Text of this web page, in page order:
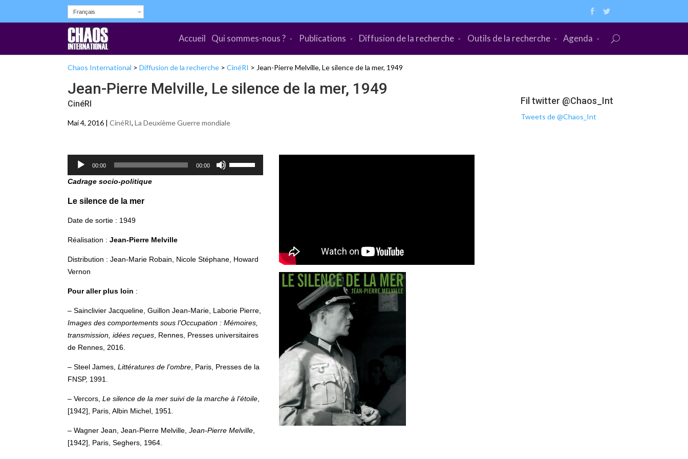
Français
Accueil Qui sommes-nous ? Publications Diffusion de la recherche Outils de la recherche Agenda
Chaos International > Diffusion de la recherche > CinéRI > Jean-Pierre Melville, Le silence de la mer, 1949
Jean-Pierre Melville, Le silence de la mer, 1949
CinéRI
Mai 4, 2016 | CinéRI, La Deuxième Guerre mondiale
Lecteur
00:00 00:00
Cadrage socio-politique
Le silence de la mer
Date de sortie : 1949
Réalisation : Jean-Pierre Melville
Distribution : Jean-Marie Robain, Nicole Stéphane, Howard
Vernon
Pour aller plus loin :
– Sainclivier Jacqueline, Guillon Jean-Marie, Laborie Pierre,
Images des comportements sous l’Occupation : Mémoires,
transmission, idées reçues , Rennes, Presses universitaires
de Rennes, 2016.
– Steel James, Littératures de l’ombre , Paris, Presses de la
FNSP, 1991.
– Vercors, Le silence de la mer suivi de la marche à l’étoile
[1942], Paris, Albin Michel, 1951.
– Wagner Jean, Jean-Pierre Melville, Jean-Pierre Melville
[1942], Paris, Seghers, 1964.
Fil twitter @Chaos_Int
Tweets de @Chaos_Int